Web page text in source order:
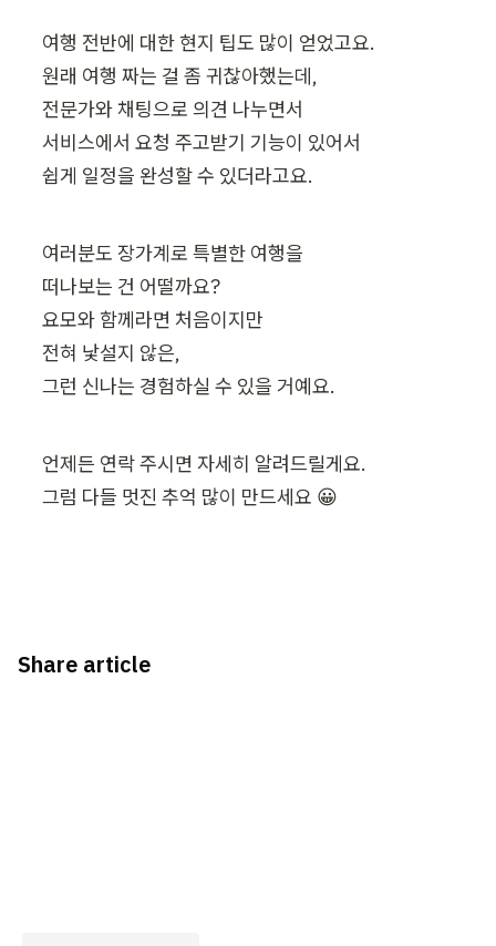
여행 전반에 대한 현지 팁도 많이 얻었고요.
원래 여행 짜는 걸 좀 귀찮아했는데,
전문가와 채팅으로 의견 나누면서
서비스에서 요청 주고받기 기능이 있어서
쉽게 일정을 완성할 수 있더라고요.
여러분도 장가계로 특별한 여행을
떠나보는 건 어떨까요?
요모와 함께라면 처음이지만
전혀 낯설지 않은,
그런 신나는 경험하실 수 있을 거예요.
언제든 연락 주시면 자세히 알려드릴게요.
그럼 다들 멋진 추억 많이 만드세요 😀
Share article